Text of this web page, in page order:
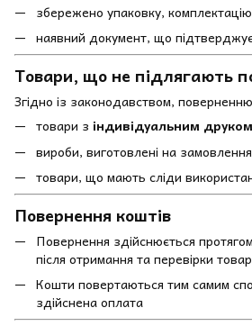
збережено упаковку,
наявний документ, що
Товари, що не підлягають
Згідно із законодавством,
товари з індивідуальним
вироби, виготовлені на замовлення
товари, що мають сліди
Повернення коштів
Повернення здійснюється
після отримання та перевірки
Кошти повертаються тим самим
здійснена оплата